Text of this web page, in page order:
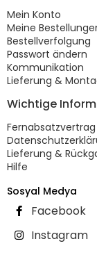
Mein Konto
Meine
Bestellverfolgung
Passwort ändern
Kommunikation
Lieferung &
Wichtige
Fernabsatzvertrag
Lieferung &
Hilfe
Sosyal Medya
Facebook
Instagram